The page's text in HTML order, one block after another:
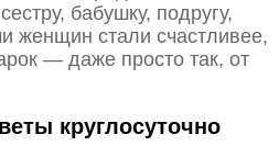
бабушку, подругу,
женщин стали счастливее,
— даже просто так, от
круглосуточно